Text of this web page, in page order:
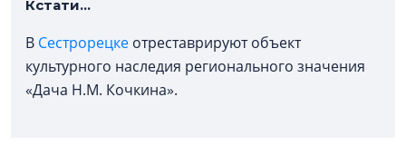
Кстати...
В Сестрорецке отреставрируют объект
культурного наследия регионального значения
«Дача Н.М. Кочкина».